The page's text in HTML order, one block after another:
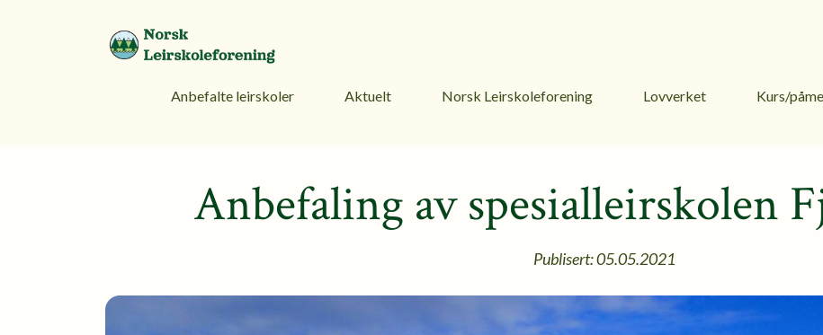
Anbefalte leirskoler Aktuelt Norsk Leirskoleforening Lovverket Kurs/
Anbefaling av spesialleirskolen
Publisert: 05.05.2021